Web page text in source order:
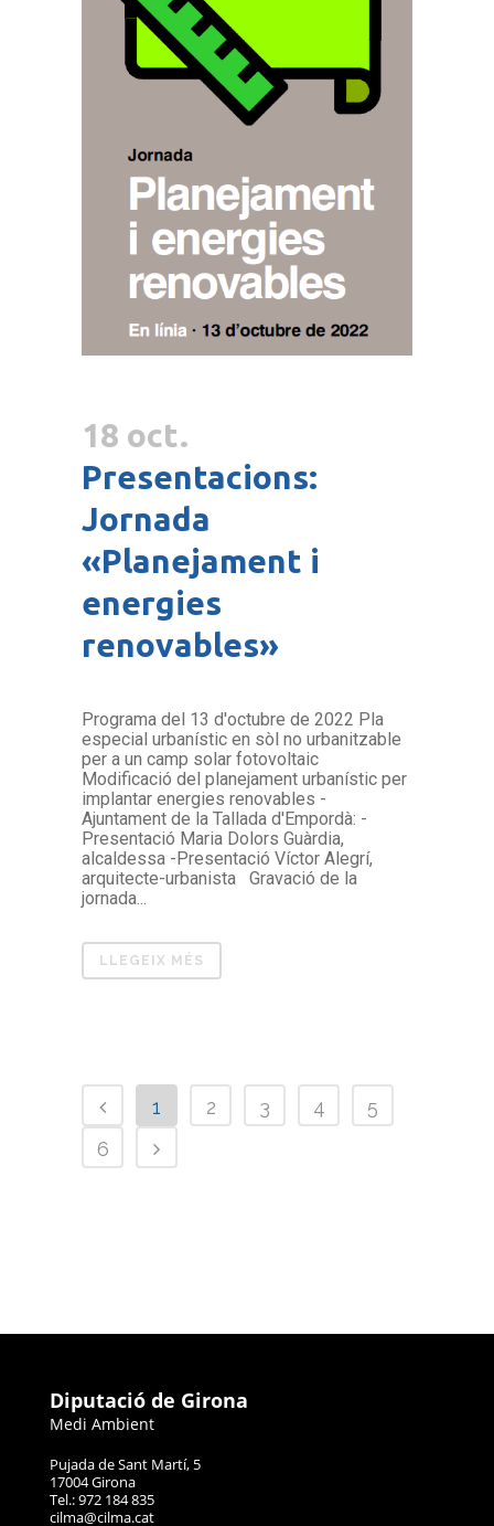
18 oct.
Presentacions:
Jornada
«Planejament i
energies
renovables»
Programa del 13 d'octubre de 2022 Pla
especial urbanístic en sòl no urbanitzable
per a un camp solar fotovoltaic
Modificació del planejament urbanístic per
implantar energies renovables -
Ajuntament de la Tallada d'Empordà: -
Presentació Maria Dolors Guàrdia,
alcaldessa -Presentació Víctor Alegrí,
arquitecte-urbanista Gravació de la
jornada...
LLEGEIX MÉS
1 2 3 4
5
6
Diputació de Girona
Medi Ambient
Pujada de Sant Martí, 5
17004 Girona
Tel.: 972 184 835
cilma@cilma.cat